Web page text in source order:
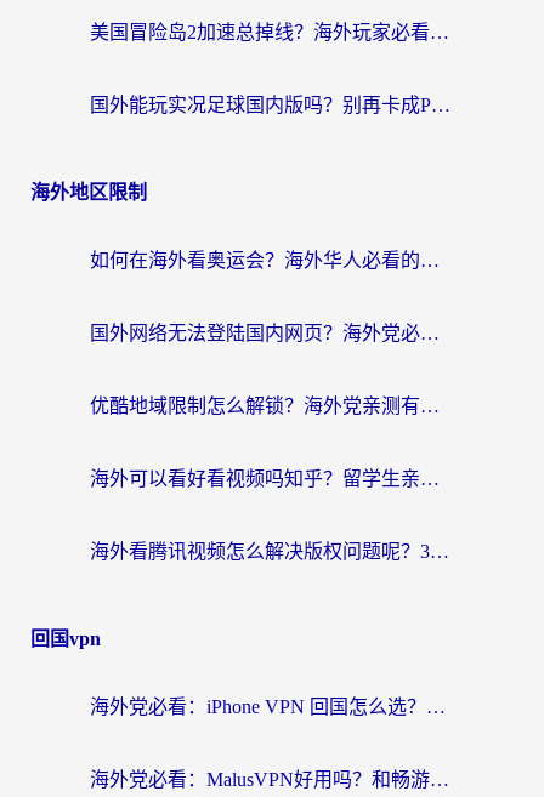
美国冒险岛2加速总掉线？海外玩家必看的国服游戏加速器选择指南
国外能玩实况足球国内版吗？别再卡成PPT！海外党国服游戏加速全攻略
海外地区限制
如何在海外看奥运会？海外华人必看的体育赛事直播终极指南
国外网络无法登陆国内网页？海外党必看：选对回国加速器实现无缝访问
优酷地域限制怎么解锁？海外党亲测有效的追剧自由指南
海外可以看好看视频吗知乎？留学生亲测有效的回国追剧解决方案
海外看腾讯视频怎么解决版权问题呢？3步让你轻松解锁国内影视自由
回国vpn
海外党必看：iPhone VPN 回国怎么选？一篇搞定无缝访问国内资源
海外党必看：MalusVPN好用吗？和畅游VPN对比哪个回国效果更好？附穿梭飞鱼神龟真实体验